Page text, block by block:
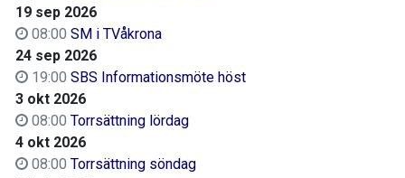
19 sep 2026
08:00 SM i TVåkrona
24 sep 2026
19:00 SBS Informationsmöte höst
3 okt 2026
08:00 Torrsättning lördag
4 okt 2026
08:00 Torrsättning söndag